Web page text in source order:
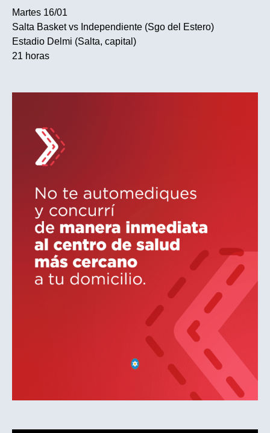
Martes 16/01
Salta Basket vs Independiente (Sgo del Estero)
Estadio Delmi (Salta, capital)
21 horas